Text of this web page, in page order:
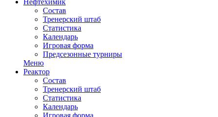
Нефтехимик
Состав
Тренерский штаб
Статистика
Календарь
Игровая форма
Предсезонные турниры
Меню
Реактор
Состав
Тренерский штаб
Статистика
Календарь
Игровая форма